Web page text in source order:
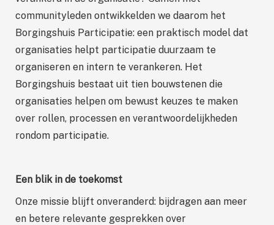
communityleden ontwikkelden we daarom het
Borgingshuis Participatie: een praktisch model dat
organisaties helpt participatie duurzaam te
organiseren en intern te verankeren. Het
Borgingshuis bestaat uit tien bouwstenen die
organisaties helpen om bewust keuzes te maken
over rollen, processen en verantwoordelijkheden
rondom participatie.
Een blik in de toekomst
Onze missie blijft onveranderd: bijdragen aan meer
en betere relevante gesprekken over